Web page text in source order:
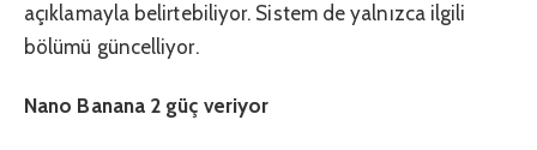
açıklamayla belirtebiliyor. Sistem de yalnızca ilgili
bölümü güncelliyor.
Nano Banana 2 güç veriyor